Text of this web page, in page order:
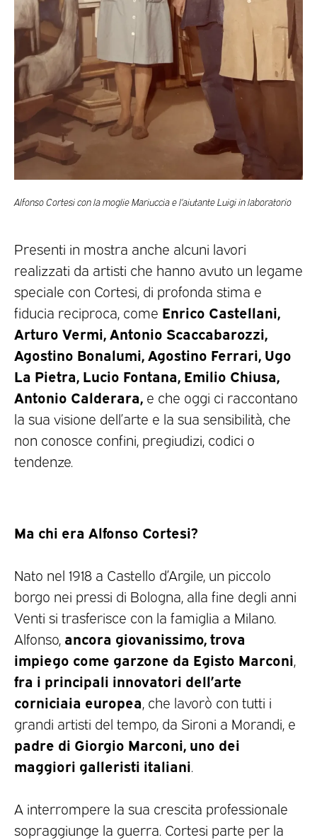
Alfonso Cortesi con la moglie Mariuccia e l’aiutante Luigi in laboratorio
Presenti in mostra anche alcuni lavori
realizzati da artisti che hanno avuto un legame
speciale con Cortesi, di profonda stima e
fiducia reciproca, come Enrico Castellani,
Arturo Vermi, Antonio Scaccabarozzi,
Agostino Bonalumi, Agostino Ferrari, Ugo
La Pietra, Lucio Fontana, Emilio Chiusa,
Antonio Calderara, e che oggi ci raccontano
la sua visione dell’arte e la sua sensibilità, che
non conosce confini, pregiudizi, codici o
tendenze.
Ma chi era Alfonso Cortesi?
Nato nel 1918 a Castello d’Argile, un piccolo
borgo nei pressi di Bologna, alla fine degli anni
Venti si trasferisce con la famiglia a Milano.
Alfonso, ancora giovanissimo, trova
impiego come garzone da Egisto Marconi
fra i principali innovatori dell’arte
corniciaia europea , che lavorò con tutti i
grandi artisti del tempo, da Sironi a Morandi, e
padre di Giorgio Marconi, uno dei
maggiori galleristi italiani
A interrompere la sua crescita professionale
sopraggiunge la guerra. Cortesi parte per la